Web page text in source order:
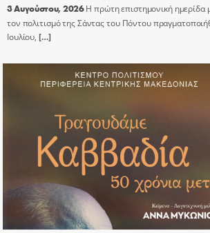
3 Αυγούστου, 2026 Η πρώτη επιστημονική ημερίδα
τον πολιτισμό της Σάντας του Πόντου
Ιουλίου, […]